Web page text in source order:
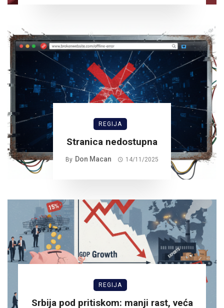
REGIJA
Stranica nedostupna
By Don Macan 14/11/2025
REGIJA
Srbija pod pritiskom: manji rast, veća